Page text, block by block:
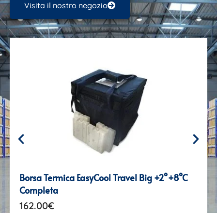
Visita il nostro negozio
Borsa Termica EasyCool Travel Big +2°+8°C
Completa
162.00€